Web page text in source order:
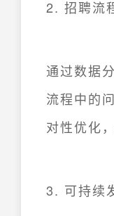
2. 招聘流
通过数据
流程中的
对性优化
3. 可持续